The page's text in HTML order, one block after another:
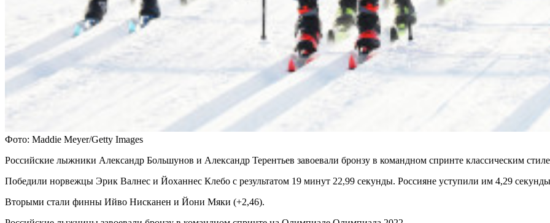
Фото: Maddie Meyer/Getty Images
Российские лыжники Александр Большунов и Александр Терентьев завоевали бронзу в командном спринте классическим
Победили норвежцы Эрик Валнес и Йоханнес Клебо с результатом 19 минут 22,99 секунды. Россияне уступили им 4,29
Вторыми стали финны Ийво Нисканен и Йони Мяки (+2,46).